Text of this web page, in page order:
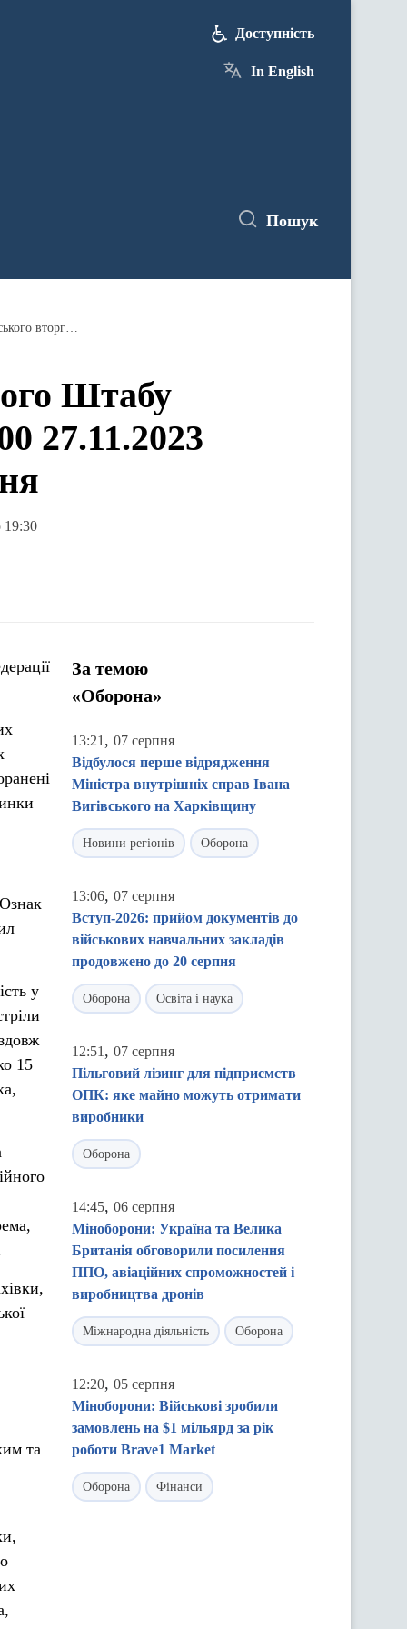
Доступність
In English
Пошук
Оперативна інформація Генерального Штабу Збройних Сил України станом на 18:00 27.11.2023 щодо російського вторгнення
Штабу
27.11.2023
19:30
у
15
та
За темою
«Оборона»
13:21 , 07 серпня
Відбулося перше відрядження
Міністра внутрішніх справ Івана
Вигівського на Харківщину
Новини регіонів Оборона
13:06, 07 серпня
Вступ-2026: прийом документів до
військових навчальних закладів
продовжено до 20 серпня
Оборона Освіта і наука
12:51 , 07 серпня
Пільговий лізинг для підприємств
ОПК: яке майно можуть отримати
виробники
Оборона
14:45, 06 серпня
Міноборони: Україна та Велика
Британія обговорили посилення
ППО, авіаційних спроможностей і
виробництва дронів
Міжнародна діяльність Оборона
12:20, 05 серпня
Міноборони: Військові зробили
замовлень на $1 мільярд за рік
роботи Brave1 Market
Оборона Фінанси